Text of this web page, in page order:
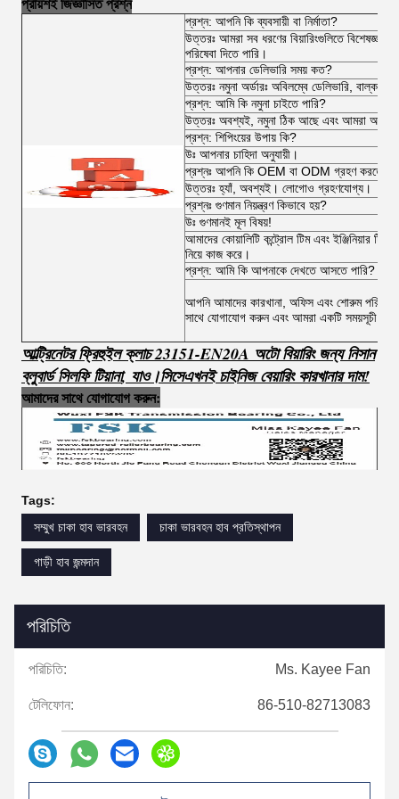
প্রশ্ন: আপনি কি ব্যবসায়ী বা নির্মাতা?
উত্তরঃ আমরা সব ধরণের বিয়ারিংগুলিতে বিশেষজ্ঞ
পরিষেবা দিতে পারি।
প্রশ্ন: আপনার ডেলিভারি সময় কত?
উত্তরঃ নমুনা অর্ডারঃ অবিলম্বে ডেলিভারি, বাল্ক
প্রশ্ন: আমি কি নমুনা চাইতে পারি?
উত্তরঃ অবশ্যই, নমুনা ঠিক আছে এবং আমরা আপনাকে
প্রশ্ন: শিপিংয়ের উপায় কি?
উঃ আপনার চাহিদা অনুযায়ী।
প্রশ্নঃ আপনি কি OEM বা ODM গ্রহণ করতে
উত্তরঃ হ্যাঁ, অবশ্যই। লোগোও গ্রহণযোগ্য।
প্রশ্নঃ গুণমান নিয়ন্ত্রণ কিভাবে হয়?
উঃ গুণমানই মূল বিষয়!
আমাদের কোয়ালিটি কন্ট্রোল টিম এবং ইঞ্জিনিয়ার টিম
নিয়ে কাজ করে।
প্রশ্ন: আমি কি আপনাকে দেখতে আসতে পারি?
আপনি আমাদের কারখানা, অফিস এবং শোরুম
সাথে যোগাযোগ করুন এবং আমরা একটি সময়সূচী
আল্ট্রিনেটর ফ্রিহুইল ক্লাচ 23151-EN20A অটো বিয়ারিং জন্য নিসান
ব্লুবার্ড সিলফি টিয়ানা, যাও।সিসেএখনই চাইনিজ বেয়ারিং কারখানার দাম!
আমাদের সাথে যোগাযোগ করুন:
Tags:
সম্মুখ চাকা হাব ভারবহন
চাকা ভারবহন হাব প্রতিস্থাপন
গাড়ী হাব জন্মদান
পরিচিতি
পরিচিতি: Ms. Kayee Fan
টেলিফোন: 86-510-82713083